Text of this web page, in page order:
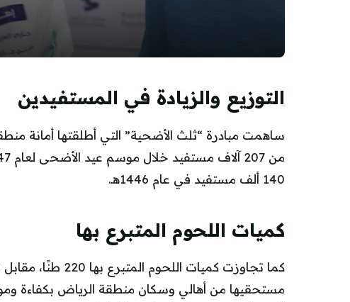
التوزيع والزيادة في المستفيدين
ساهمت مبادرة “ثلث الأضحية” التي أطلقتها أمانة
140 ألف مستفيد في عام 1446هـ.
كميات اللحوم المتبرع بها
مستحقيها من أهالي وسكان منطقة الرياض بكفاءة